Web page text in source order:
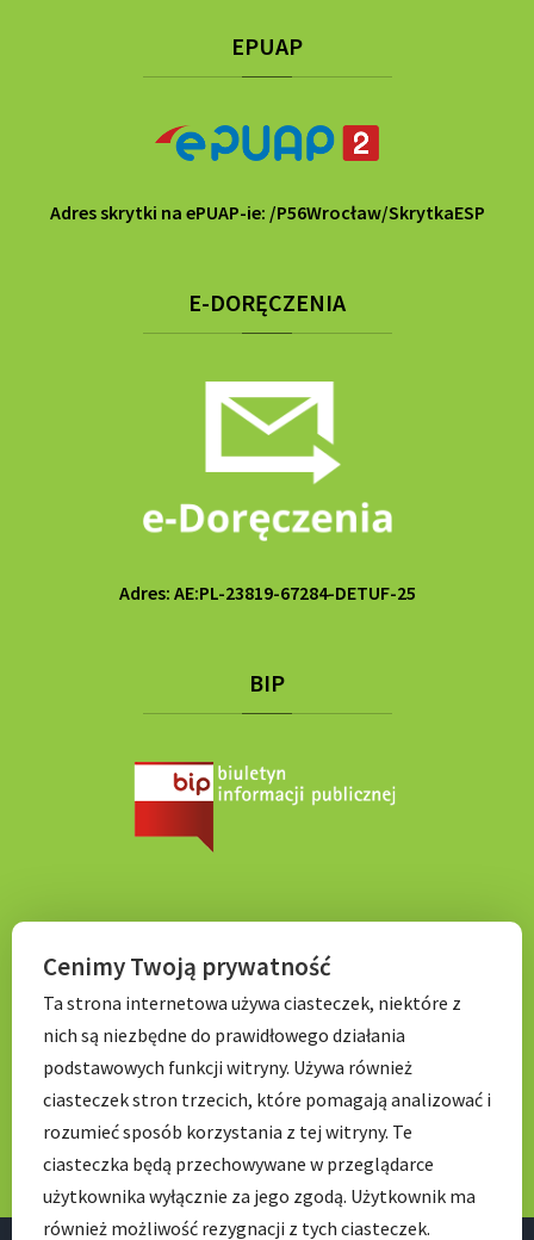
EPUAP
Adres skrytki na ePUAP-ie: /P56Wrocław/SkrytkaESP
E-DORĘCZENIA
Adres: AE:PL-23819-67284-DETUF-25
BIP
Tel. 71 798 67 99
E-mail:sekretariat.p056@wroclawskaedukacja.pl
Godziny otwarcia:
7:00 – 17: 00
Cenimy Twoją prywatność
Ta strona internetowa używa ciasteczek, niektóre z
nich są niezbędne do prawidłowego działania
podstawowych funkcji witryny. Używa również
ciasteczek stron trzecich, które pomagają analizować i
rozumieć sposób korzystania z tej witryny. Te
ciasteczka będą przechowywane w przeglądarce
użytkownika wyłącznie za jego zgodą. Użytkownik ma
również możliwość rezygnacji z tych ciasteczek.